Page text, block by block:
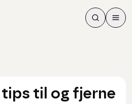
Søk
Søk
Meny
tips til og fjerne